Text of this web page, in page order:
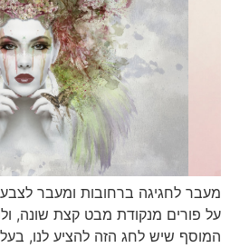
מעבר לחגיגה ברחובות ומעבר
על פורים מנקודת מבט קצת שונה,
המוסף שיש לחג הזה להציע לנו,